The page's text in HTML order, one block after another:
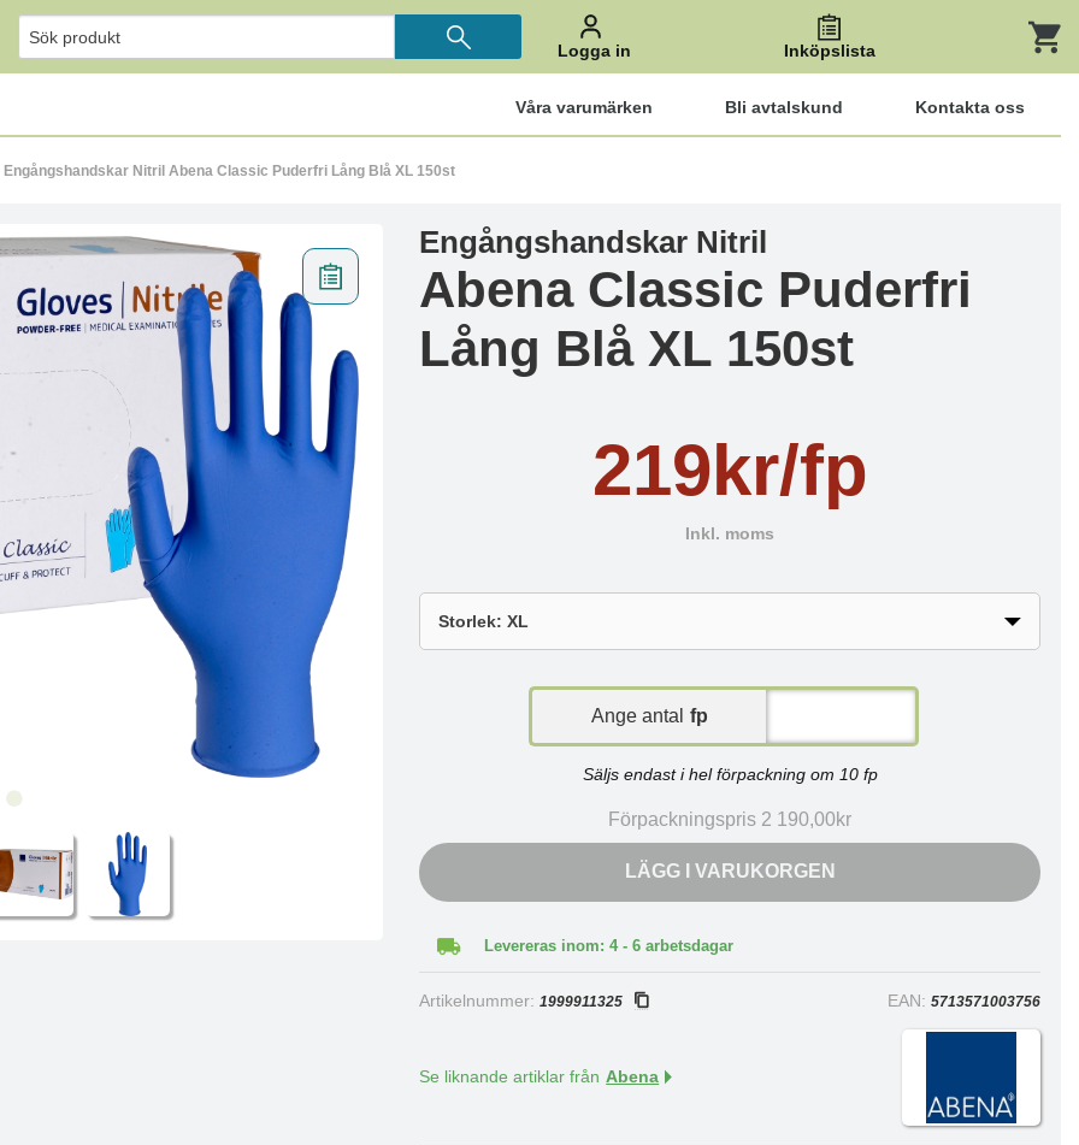
Logga in Inköpslista
Våra varumärken Bli avtalskund Kontakta oss
Engångshandskar Nitril Abena Classic Puderfri Lång Blå XL 150st
Engångshandskar Nitril
Abena Classic Puderfri
Lång Blå XL 150st
219kr/fp
Inkl. moms
Ange antal fp
Säljs endast i hel förpackning om 10 fp
Förpackningspris 2 190,00kr
LÄGG I VARUKORGEN
Levereras inom: 4 - 6 arbetsdagar
Artikelnummer:1999911325 EAN: 5713571003756
Se liknande artiklar från Abena